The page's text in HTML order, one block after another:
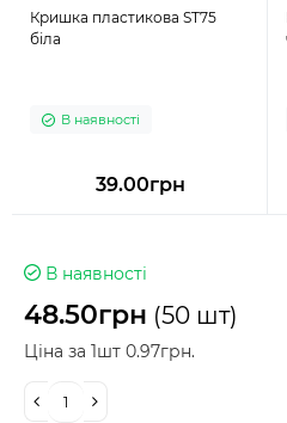
Кришка пластикова ST75
біла
В наявності
39.00грн
В наявності
48.50грн (50 шт)
Ціна за 1шт 0.97грн.